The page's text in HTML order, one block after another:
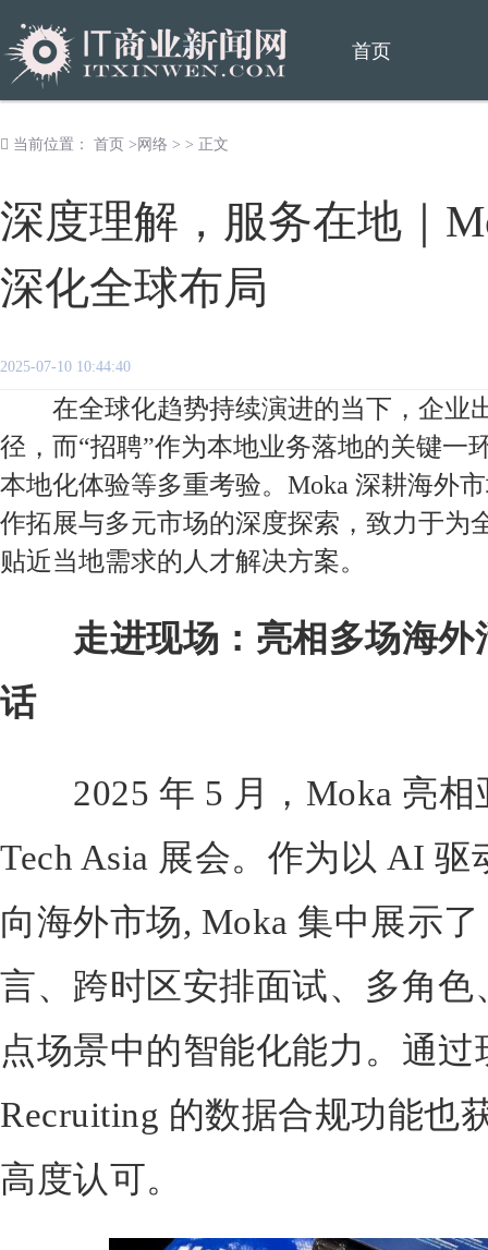
首页
当前位置： 首页 > 网络 > > 正文
深度理解，服务在地｜
深化全球布局
2025-07-10 10:44:40
在全球化趋势持续演进的当下，企业
径，而“招聘”作为本地业务落地的关键一
本地化体验等多重考验。Moka 深耕海外
作拓展与多元市场的深度探索，致力于为
贴近当地需求的人才解决方案。
走进现场： 亮相多场海外
话
2025 年 5 月，Moka 亮相
Tech Asia 展会。作为以 AI
向海外市场, Moka 集中展示
言、跨时区安排面试、多角
点场景中的智能化能力。通
Recruiting 的数据合规功能也
高度认可。